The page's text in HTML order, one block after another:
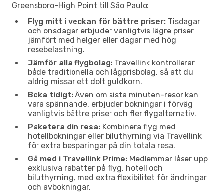
Greensboro-High Point till São Paulo:
Flyg mitt i veckan för bättre priser: Tisdagar
och onsdagar erbjuder vanligtvis lägre priser
jämfört med helger eller dagar med hög
resebelastning.
Jämför alla flygbolag: Travellink kontrollerar
både traditionella och lågprisbolag, så att du
aldrig missar ett dolt guldkorn.
Boka tidigt: Även om sista minuten-resor kan
vara spännande, erbjuder bokningar i förväg
vanligtvis bättre priser och fler flygalternativ.
Paketera din resa: Kombinera flyg med
hotellbokningar eller biluthyrning via Travellink
för extra besparingar på din totala resa.
Gå med i Travellink Prime: Medlemmar låser upp
exklusiva rabatter på flyg, hotell och
biluthyrning, med extra flexibilitet för ändringar
och avbokningar.